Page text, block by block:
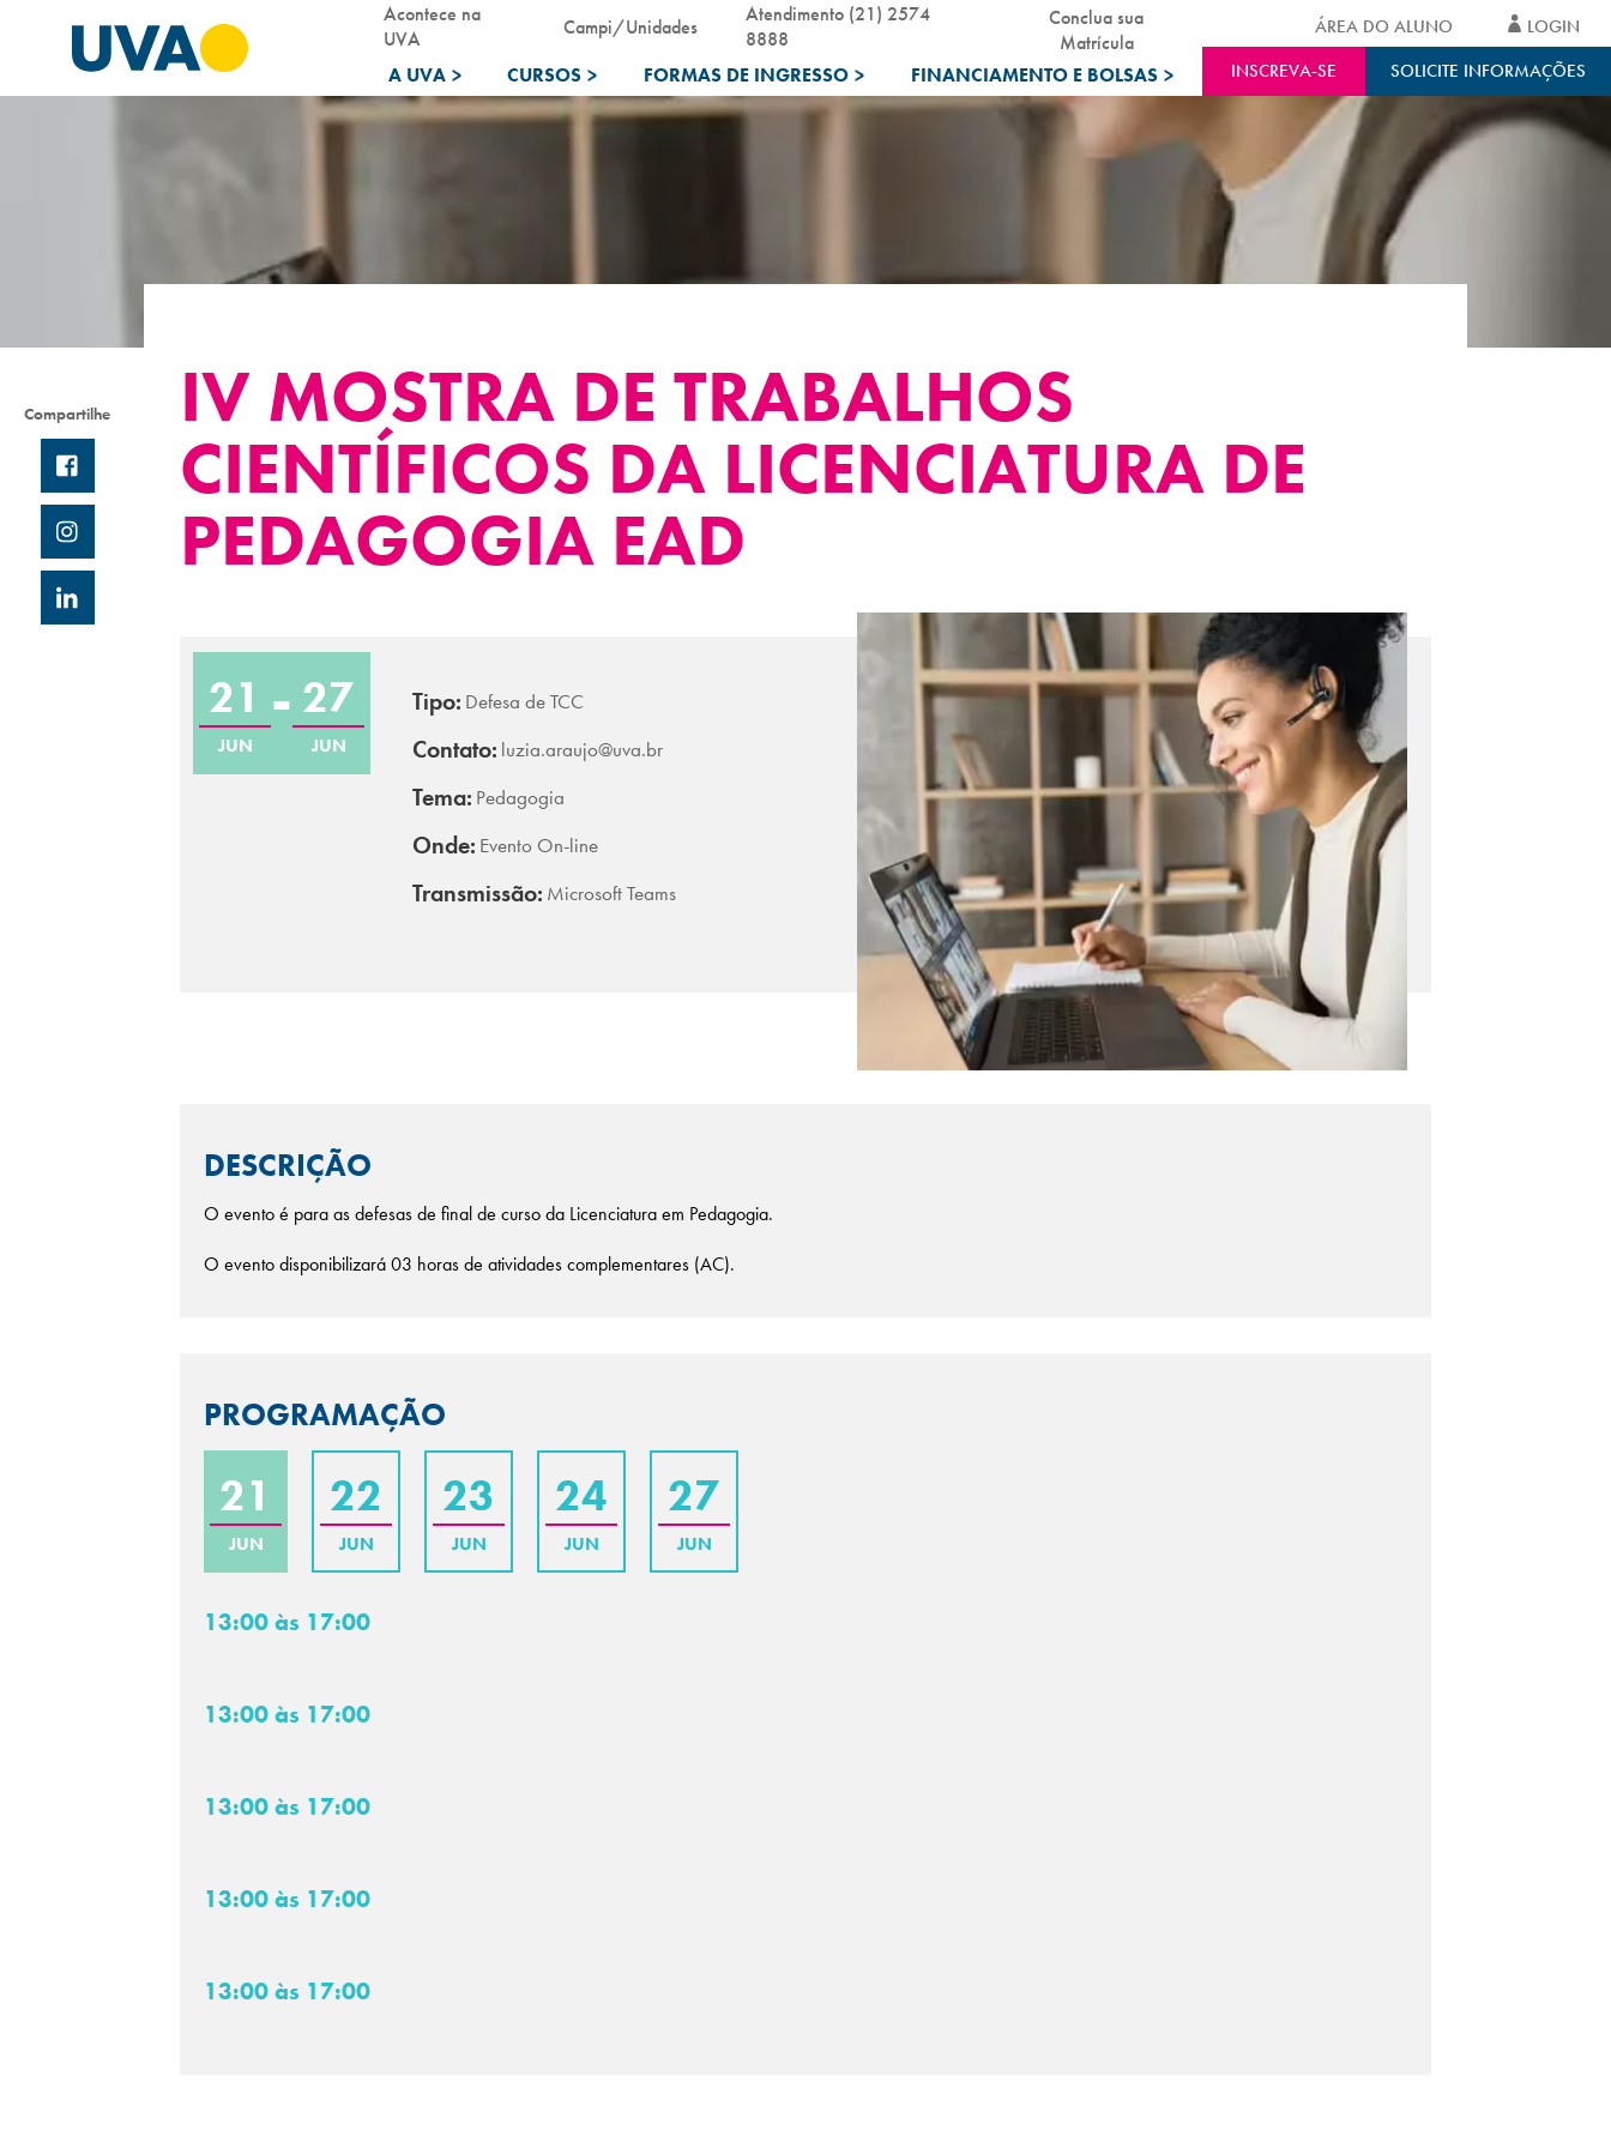
A UVA > CURSOS > FORMAS DE INGRESSO > FINANCIAMENTO E BOLSAS >
Acontece na
UVA
Campi/Unidades
Atendimento (21) 2574
8888
Conclua sua
Matrícula
INSCREVA-SE SOLICITE INFORMAÇÕES
ÁREA DO ALUNO LOGIN
IV MOSTRA DE TRABALHOS
CIENTÍFICOS DA LICENCIATURA DE
PEDAGOGIA EAD
Compartilhe
21
JUN
27
JUN
Tipo: Defesa de TCC
Contato: luzia.araujo@uva.br
Tema: Pedagogia
Onde: Evento On-line
Transmissão: Microsoft Teams
DESCRIÇÃO
O evento é para as defesas de final de curso da Licenciatura em Pedagogia.
O evento disponibilizará 03 horas de atividades complementares (AC).
PROGRAMAÇÃO
21
JUN
22
JUN
23
JUN
24
JUN
27
JUN
13:00 às 17:00
13:00 às 17:00
13:00 às 17:00
13:00 às 17:00
13:00 às 17:00